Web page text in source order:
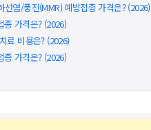
선염/풍진(MMR) 예방접종 가격은? (2026)
종 가격은? (2026)
료 비용은? (2026)
종 가격은? (2026)